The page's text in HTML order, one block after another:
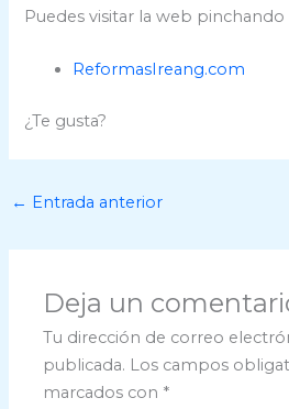
Puedes visitar la web pinchando
ReformasIreang.com
¿Te gusta?
← Entrada anterior
Deja un
Tu dirección de correo
publicada. Los campos
marcados con *